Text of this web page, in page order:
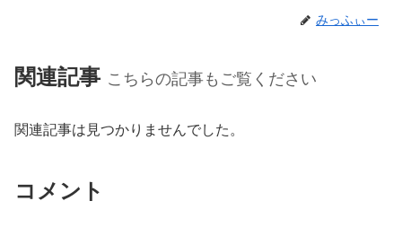
みっふぃー
関連記事 こちらの記事もご覧ください
関連記事は見つかりませんでした。
コメント